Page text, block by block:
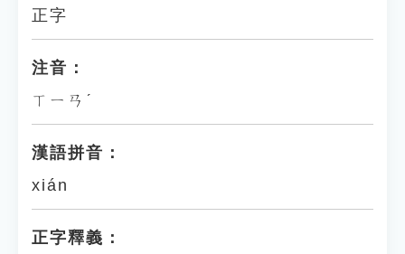
正字
注音：
ㄒㄧㄢˊ
漢語拼音：
xián
正字釋義：